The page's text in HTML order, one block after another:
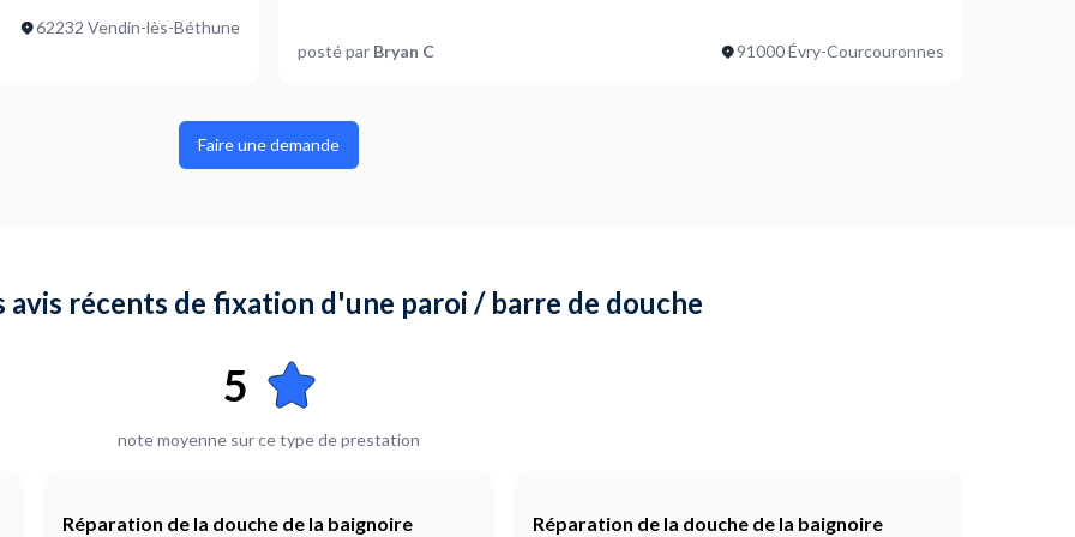
= 188 cm Largeur prise
62232 Vendin-lès-Béthune
Pare baignoire
Non
Où en êtes-vous dans votre projet ?
posté par Bryan C 91000 Évry-Courcouronnes
Faire une demande
avis récents de fixation d'une paroi / barre de douche
5
note moyenne sur ce type de prestation
Réparation de la douche de la baignoire Réparation de la douche de la baignoire